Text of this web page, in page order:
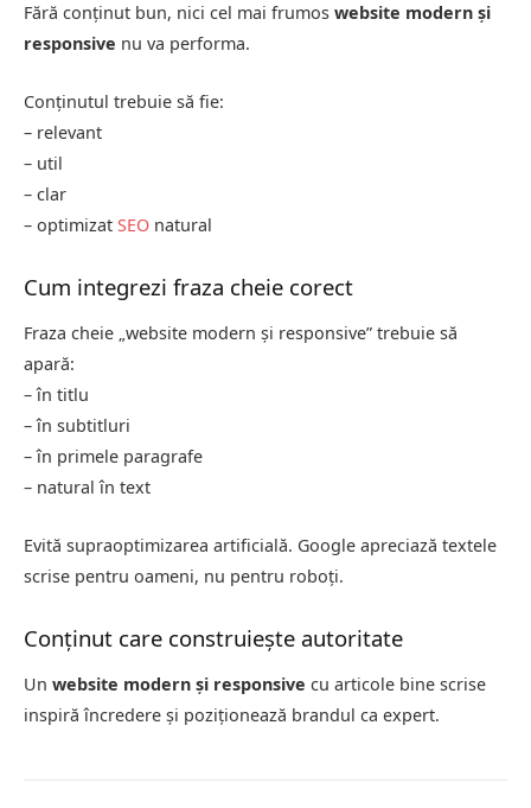
Fără conținut bun, nici cel mai frumos website modern și
responsive nu va performa.
Conținutul trebuie să fie:
– relevant
– util
– clar
– optimizat SEO natural
Cum integrezi fraza cheie corect
Fraza cheie „website modern și responsive” trebuie să
apară:
– în titlu
– în subtitluri
– în primele paragrafe
– natural în text
Evită supraoptimizarea artificială. Google apreciază textele
scrise pentru oameni, nu pentru roboți.
Conținut care construiește autoritate
Un website modern și responsive cu articole bine scrise
inspiră încredere și poziționează brandul ca expert.